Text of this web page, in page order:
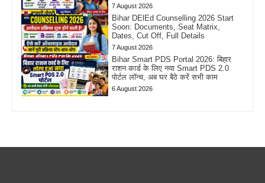
7 August 2026
Bihar DElEd Counselling 2026 Start
Soon: Documents, Seat Matrix,
Dates, Cut Off, Full Details
7 August 2026
Bihar Smart PDS Portal 2026: बिहार
राशन कार्ड के लिए नया Smart PDS 2.0
पोर्टल लॉन्च, अब घर बैठे करें सभी काम
6 August 2026